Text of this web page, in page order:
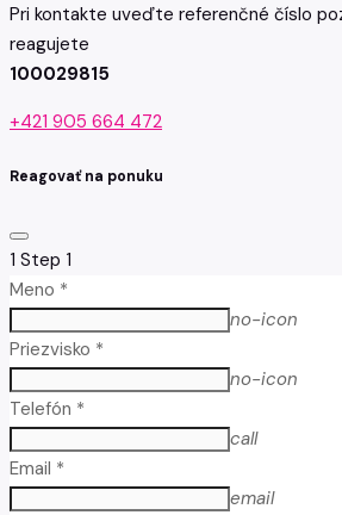
Pri kontakte uveďte referenčné číslo
reagujete
100029815
+421 905 664 472
Reagovať na ponuku
1 Step 1
Meno *
no-icon
Priezvisko *
no-icon
Telefón *
call
Email *
email